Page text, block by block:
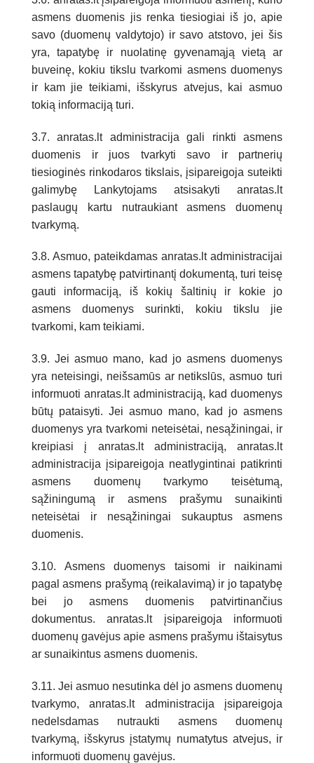
asmens duomenis jis renka tiesiogiai iš jo, apie
savo (duomenų valdytojo) ir savo atstovo, jei šis
yra, tapatybę ir nuolatinę gyvenamąją vietą ar
buveinę, kokiu tikslu tvarkomi asmens duomenys
ir kam jie teikiami, išskyrus atvejus, kai asmuo
tokią informaciją turi.
3.7. anratas.lt administracija gali rinkti asmens
duomenis ir juos tvarkyti savo ir partnerių
tiesioginės rinkodaros tikslais, įsipareigoja suteikti
galimybę Lankytojams atsisakyti anratas.lt
paslaugų kartu nutraukiant asmens duomenų
tvarkymą.
3.8. Asmuo, pateikdamas anratas.lt administracijai
asmens tapatybę patvirtinantį dokumentą, turi teisę
gauti informaciją, iš kokių šaltinių ir kokie jo
asmens duomenys surinkti, kokiu tikslu jie
tvarkomi, kam teikiami.
3.9. Jei asmuo mano, kad jo asmens duomenys
yra neteisingi, neišsamūs ar netikslūs, asmuo turi
informuoti anratas.lt administraciją, kad duomenys
būtų pataisyti. Jei asmuo mano, kad jo asmens
duomenys yra tvarkomi neteisėtai, nesąžiningai, ir
kreipiasi į anratas.lt administraciją, anratas.lt
administracija įsipareigoja neatlygintinai patikrinti
asmens duomenų tvarkymo teisėtumą,
sąžiningumą ir asmens prašymu sunaikinti
neteisėtai ir nesąžiningai sukauptus asmens
duomenis.
3.10. Asmens duomenys taisomi ir naikinami
pagal asmens prašymą (reikalavimą) ir jo tapatybę
bei jo asmens duomenis patvirtinančius
dokumentus. anratas.lt įsipareigoja informuoti
duomenų gavėjus apie asmens prašymu ištaisytus
ar sunaikintus asmens duomenis.
3.11. Jei asmuo nesutinka dėl jo asmens duomenų
tvarkymo, anratas.lt administracija įsipareigoja
nedelsdamas nutraukti asmens duomenų
tvarkymą, išskyrus įstatymų numatytus atvejus, ir
informuoti duomenų gavėjus.